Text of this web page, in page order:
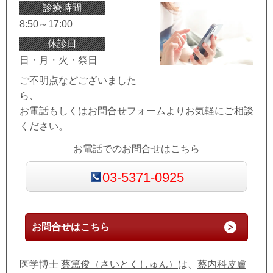
診療時間
8:50～17:00
休診日
日・月・火・祭日
ご不明点などございました
ら、
お電話もしくはお問合せフォームよりお気軽にご相談
ください。
お電話でのお問合せはこちら
03-5371-0925
お問合せはこちら
医学博士 蔡篤俊（さいとくしゅん） は、 蔡内科皮膚